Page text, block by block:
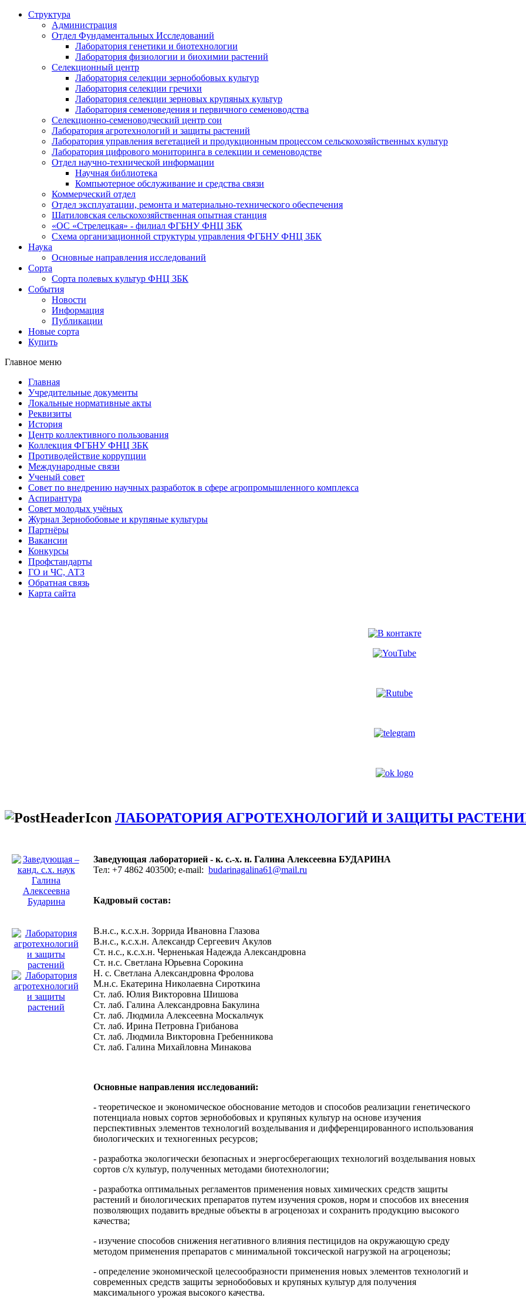
Структура
Администрация
Отдел Фундаментальных Исследований
Лаборатория генетики и биотехнологии
Лаборатория физиологии и биохимии растений
Селекционный центр
Лаборатория селекции зернобобовых культур
Лаборатория селекции гречихи
Лаборатория селекции зерновых крупяных культур
Лаборатория семеноведения и первичного семеноводства
Селекционно-семеноводческий центр сои
Лаборатория агротехнологий и защиты растений
Лаборатория управления вегетацией и продукционным процессом сельскохозяйственных культур
Лаборатория цифрового мониторинга в селекции и семеноводстве
Отдел научно-технической информации
Научная библиотека
Компьютерное обслуживание и средства связи
Коммерческий отдел
Отдел эксплуатации, ремонта и материально-технического обеспечения
Шатиловская сельскохозяйственная опытная станция
«ОС «Стрелецкая» - филиал ФГБНУ ФНЦ ЗБК
Схема организационной структуры управления ФГБНУ ФНЦ ЗБК
Наука
Основные направления исследований
Сорта
Сорта полевых культур ФНЦ ЗБК
События
Новости
Информация
Публикации
Новые сорта
Купить
Главное меню
Главная
Учредительные документы
Локальные нормативные акты
Реквизиты
История
Центр коллективного пользования
Коллекция ФГБНУ ФНЦ ЗБК
Противодействие коррупции
Международные связи
Ученый совет
Совет по внедрению научных разработок в сфере агропромышленного комплекса
Аспирантура
Совет молодых учёных
Журнал Зернобобовые и крупяные культуры
Партнёры
Вакансии
Конкурсы
Профстандарты
ГО и ЧС, АТЗ
Обратная связь
Карта сайта
ЛАБОРАТОРИЯ АГРОТЕХНОЛОГИЙ И ЗАЩИТЫ
Заведующая лабораторией - к. с.-х. н. Галина Алексеевна БУДАРИНА
Тел: +7 4862 403500; e-mail: budarinagalina61@mail.ru
Кадровый состав:
В.н.с., к.с.х.н. Зоррида Ивановна Глазова
В.н.с., к.с.х.н. Александр Сергеевич Акулов
Ст. н.с., к.с.х.н. Черненькая Надежда Александровна
Ст. н.с. Светлана Юрьевна Сорокина
Н. с. Светлана Александровна Фролова
М.н.с. Екатерина Николаевна Сироткина
Ст. лаб. Юлия Викторовна Шишова
Ст. лаб. Галина Александровна Бакулина
Ст. лаб. Людмила Алексеевна Москальчук
Ст. лаб. Ирина Петровна Грибанова
Ст. лаб. Людмила Викторовна Гребенникова
Ст. лаб. Галина Михайловна Минакова
Основные направления исследований:
- теоретическое и экономическое обоснование методов и способов реализации генетического
потенциала новых сортов зернобобовых и крупяных культур на основе изучения
перспективных элементов технологий возделывания и дифференцированного использования
биологических и техногенных ресурсов;
- разработка экологически безопасных и энергосберегающих технологий возделывания новых
сортов с/х культур, полученных методами биотехнологии;
- разработка оптимальных регламентов применения новых химических средств защиты
растений и биологических препаратов путем изучения сроков, норм и способов их внесения
позволяющих подавить вредные объекты в агроценозах и сохранить продукцию высокого
качества;
- изучение способов снижения негативного влияния пестицидов на окружающую среду
методом применения препаратов с минимальной токсической нагрузкой на агроценозы;
- определение экономической целесообразности применения новых элементов технологий и
современных средств защиты зернобобовых и крупяных культур для получения
максимального урожая высокого качества.